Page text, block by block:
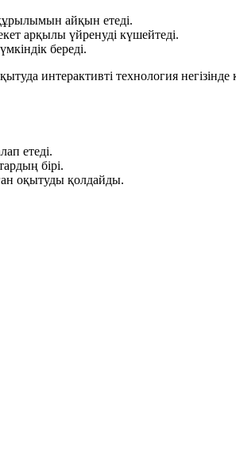
айқын етеді.
арқылы үйренуді күшейтеді.
береді.
интерактивті технология
етеді.
бірі.
оқытуды қолдайды.